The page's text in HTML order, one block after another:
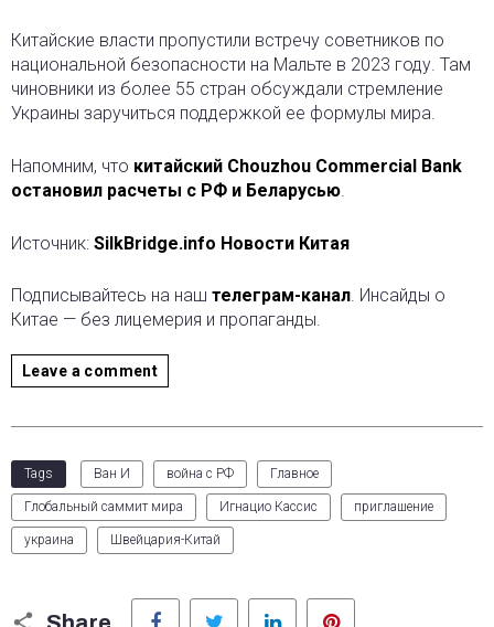
Китайские власти пропустили встречу советников по
национальной безопасности на Мальте в 2023 году. Там
чиновники из более 55 стран обсуждали стремление
Украины заручиться поддержкой ее формулы мира.
Напомним, что китайский Chouzhou Commercial Bank
остановил расчеты с РФ и Беларусью.
Источник: SilkBridge.info Новости Китая
Подписывайтесь на наш телеграм-канал. Инсайды о
Китае — без лицемерия и пропаганды.
Leave a comment
Tags Ван И война с РФ Главное
Глобальный саммит мира Игнацио Кассис приглашение
украина Швейцария-Китай
Facebook Twitter LinkedIn